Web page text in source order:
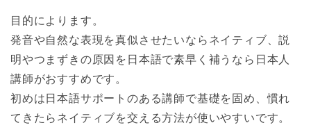
目的によります。
発音や自然な表現を真似させたいならネイティブ、説
明やつまずきの原因を日本語で素早く補うなら日本人
講師がおすすめです。
初めは日本語サポートのある講師で基礎を固め、慣れ
てきたらネイティブを交える方法が使いやすいです。